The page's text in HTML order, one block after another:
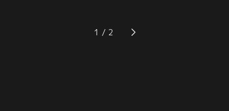
ーワンは量販店で店員マーヴと懇意
になる。人のいいマーヴは失業中だ
が判明し、それに気付いたクインを
口封じのためにオリヴィアが殺した
1